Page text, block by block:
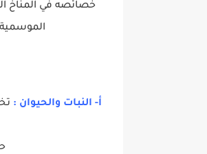
خصائصه في المناخ
أ- النبات والحيوان :